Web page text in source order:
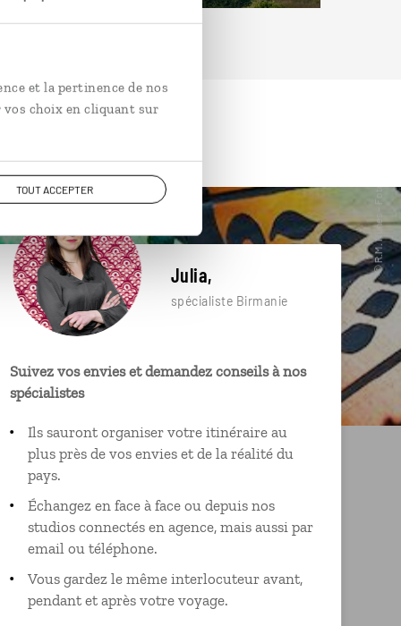
et la pertinence de nos
vos choix en cliquant sur
TOUT ACCEPTER
Julia,
spécialiste Birmanie
Suivez vos envies et demandez conseils à nos
spécialistes
Ils sauront organiser votre itinéraire au
plus près de vos envies et de la réalité du
pays.
Échangez en face à face ou depuis nos
studios connectés en agence, mais aussi par
email ou téléphone.
Vous gardez le même interlocuteur avant,
pendant et après votre voyage.